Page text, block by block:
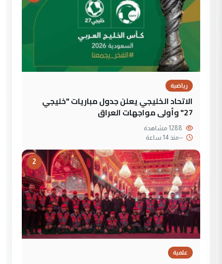
رياضية
الاتحاد الخليجي يعلن جدول مباريات "خليجي
27" وأولى مواجهات العراق
--منذ 14 ساعة
2
علمية